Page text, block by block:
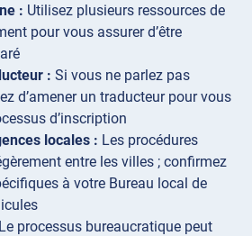
: Utilisez plusieurs ressources de
pour vous assurer d’être
: Si vous ne parlez pas
d’amener un traducteur pour vous
d’inscription
locales : Les procédures
entre les villes ; confirmez
à votre Bureau local de
Le processus bureaucratique peut